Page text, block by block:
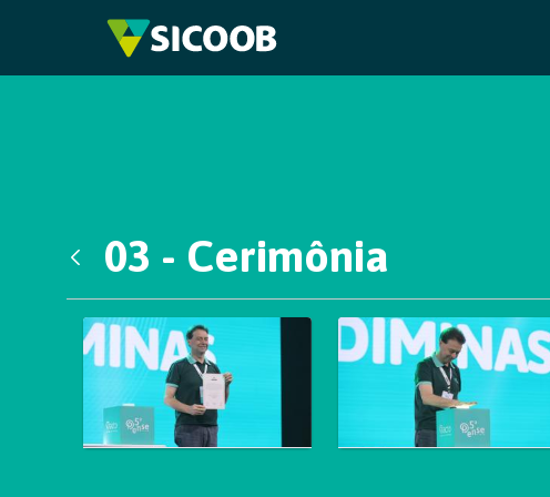
Pular para o Conteúdo principal
03 - Cerimônia
Galeria de Mídias